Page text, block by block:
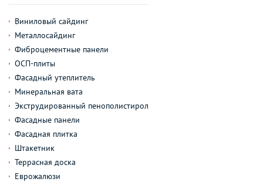
Виниловый сайдинг
Металлосайдинг
Фиброцементные панели
ОСП-плиты
Фасадный утеплитель
Минеральная вата
Экструдированный пенополистирол
Фасадные панели
Фасадная плитка
Штакетник
Террасная доска
Еврожалюзи